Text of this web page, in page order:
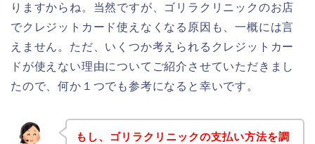
りますからね。当然ですが、ゴリラクリニックのお店
でクレジットカード使えなくなる原因も、一概には言
えません。ただ、いくつか考えられるクレジットカー
ドが使えない理由についてご紹介させていただきまし
たので、何か１つでも参考になると幸いです。
もし、ゴリラクリニックの支払い方法を調